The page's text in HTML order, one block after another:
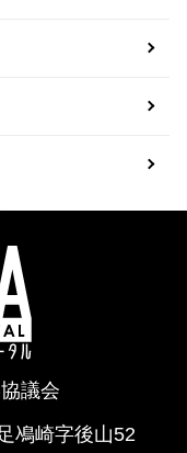
議会
鳰崎字後山52